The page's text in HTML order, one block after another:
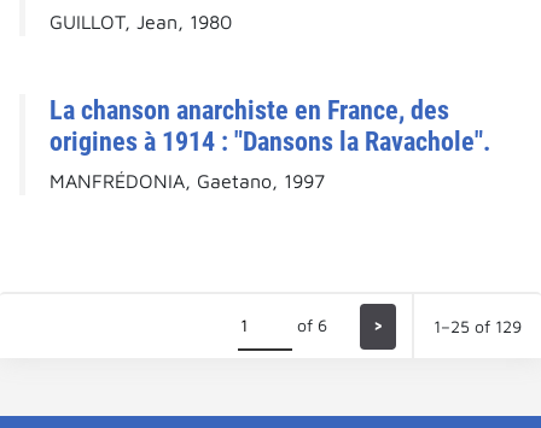
GUILLOT, Jean, 1980
La chanson anarchiste en France, des
origines à 1914 : "Dansons la Ravachole".
MANFRÉDONIA, Gaetano, 1997
of 6 > 1–25 of 129